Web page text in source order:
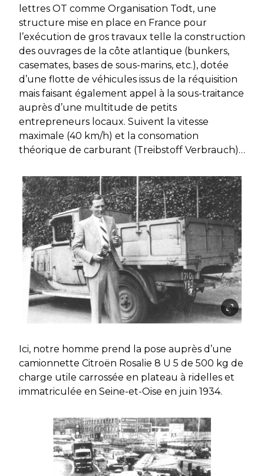
lettres OT comme Organisation Todt, une
structure mise en place en France pour
l’exécution de gros travaux telle la construction
des ouvrages de la côte atlantique (bunkers,
casemates, bases de sous-marins, etc.), dotée
d’une flotte de véhicules issus de la réquisition
mais faisant également appel à la sous-traitance
auprès d’une multitude de petits
entrepreneurs locaux. Suivent la vitesse
maximale (40 km/h) et la consomation
théorique de carburant (Treibstoff Verbrauch)…
Ici, notre homme prend la pose auprès d’une
camionnette Citroën Rosalie 8 U 5 de 500 kg de
charge utile carrossée en plateau à ridelles et
immatriculée en Seine-et-Oise en juin 1934.